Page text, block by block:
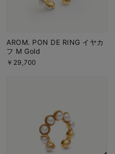
AROM. PON DE RING イヤカ
フ M Gold
￥29,700